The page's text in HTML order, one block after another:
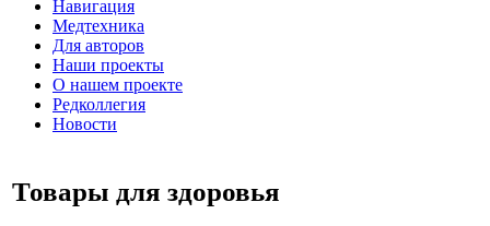
Навигация
Медтехника
Для авторов
Наши проекты
О нашем проекте
Редколлегия
Новости
Товары для здоровья